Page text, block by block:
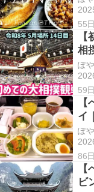
台
で
わ
旅
55
相
月
ぽ
て
し
観
る
59
イ
ぽ
の
ま
ら
の
86
ビ